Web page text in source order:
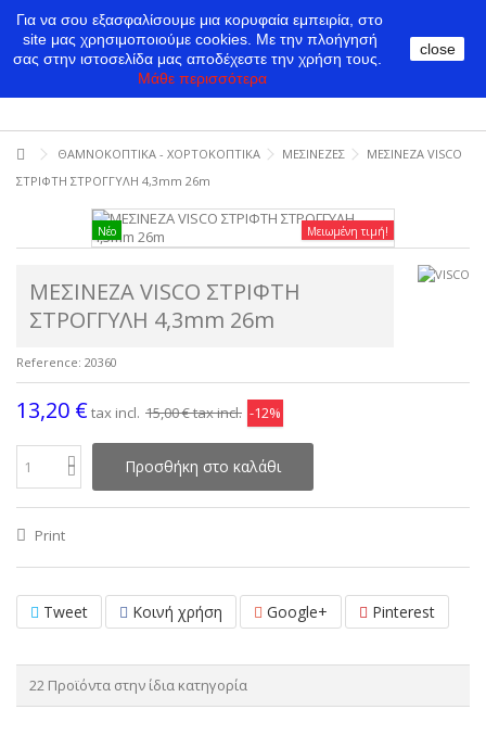
ΘΑΜΝΟΚΟΠΤΙΚΑ - ΧΟΡΤΟΚΟΠΤΙΚΑ ΜΕΣΙΝΕΖΕΣ
ΜΕΣΙΝΕΖΑ VISCO
ΣΤΡΙΦΤΗ ΣΤΡΟΓΓΥΛΗ 4,3mm 26m
Μειωμένη τιμή!
Νέο
ΜΕΣΙΝΕΖΑ VISCO ΣΤΡΙΦΤΗ
ΣΤΡΟΓΓΥΛΗ 4,3mm 26m
Reference: 20360
13,20 €tax incl. 15,00 €tax incl. -12%
Προσθήκη στο καλάθι
Print
Tweet Κοινή χρήση Google+ Pinterest
22 Προϊόντα στην ίδια κατηγορία
Για να σου εξασφαλίσουμε μια κορυφαία εμπειρία, στο
site μας χρησιμοποιούμε cookies. Με την πλοήγησή
σας στην ιστοσελίδα μας αποδέχεστε την χρήση τους.
Μάθε περισσότερα
close